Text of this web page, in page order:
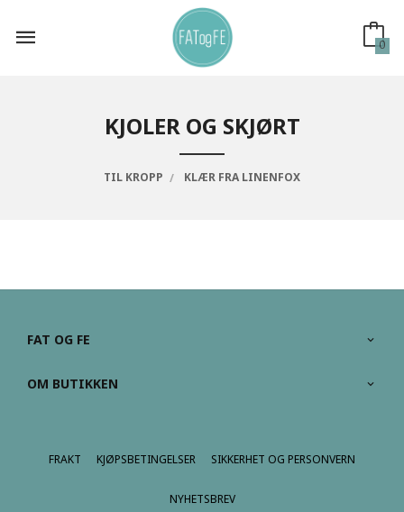
innholdet
0
KJOLER OG SKJØRT
TIL KROPP KLÆR FRA LINENFOX
FAT OG FE
OM BUTIKKEN
FRAKT KJØPSBETINGELSER SIKKERHET OG PERSONVERN
NYHETSBREV